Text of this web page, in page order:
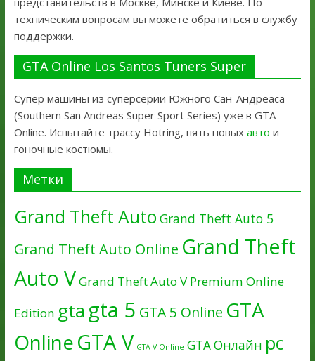
техническим вопросам вы можете обратиться в службу
поддержки.
GTA Online Los Santos Tuners Super
Супер машины из суперсерии Южного Сан-Андреаса
(Southern San Andreas Super Sport Series) уже в GTA
Online. Испытайте трассу Hotring, пять новых авто и
гоночные костюмы.
Метки
Grand Theft Auto Grand Theft Auto 5
Grand Theft Auto Online Grand Theft
Auto VGrand Theft Auto V Premium Online
Edition gtagta 5 GTA 5 Online GTA
OnlineGTA V GTA V Online GTA Онлайн pc